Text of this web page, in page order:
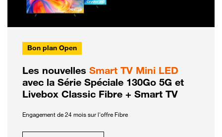
Bon plan Open
Les nouvelles Smart TV Mini LED
avec la Série Spéciale 130Go 5G et
Livebox Classic Fibre + Smart TV
Engagement de 24 mois sur l'offre Fibre